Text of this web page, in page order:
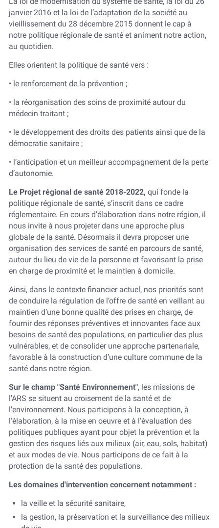
janvier 2016 et la loi de l’adaptation de la société au
vieillissement du 28 décembre 2015 donnent le cap à
notre politique régionale de santé et animent notre action,
au quotidien.
Elles orientent la politique de santé vers :
• le renforcement de la prévention ;
• la réorganisation des soins de proximité autour du
médecin traitant ;
• le développement des droits des patients ainsi que de la
démocratie sanitaire ;
• l’anticipation et un meilleur accompagnement de la perte
d’autonomie.
Le Projet régional de santé 2018-2022, qui fonde la
politique régionale de santé, s’inscrit dans ce cadre
réglementaire. En cours d’élaboration dans notre région, il
nous invite à nous projeter dans une approche plus
globale de la santé. Désormais il devra proposer une
organisation des services de santé en parcours de santé,
autour du lieu de vie de la personne et favorisant la prise
en charge de proximité et le maintien à domicile.
Ainsi, dans le contexte financier actuel, nos priorités sont
de conduire la régulation de l’offre de santé en veillant au
maintien d’une bonne qualité des prises en charge, de
fournir des réponses préventives et innovantes face aux
besoins de santé des populations, en particulier des plus
vulnérables, et de consolider une approche partenariale,
favorable à la construction d’une culture commune de la
santé dans notre région.
Sur le champ "Santé Environnement", les missions de
l'ARS se situent au croisement de la santé et de
l'environnement. Nous participons à la conception, à
l'élaboration, à la mise en oeuvre et à l'évaluation des
politiques publiques ayant pour objet la prévention et la
gestion des risques liés aux milieux (air, eau, sols, habitat)
et aux modes de vie. Nous participons de ce fait à la
protection de la santé des populations.
Les domaines d'intervention concernent notamment :
la veille et la sécurité sanitaire,
la gestion, la préservation et la surveillance des milieux